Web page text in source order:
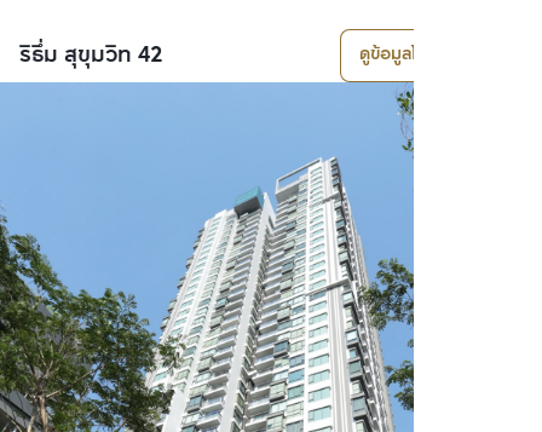
ริธึ่ม สุขุมวิท 42 ดูข้อมูลโครงการ